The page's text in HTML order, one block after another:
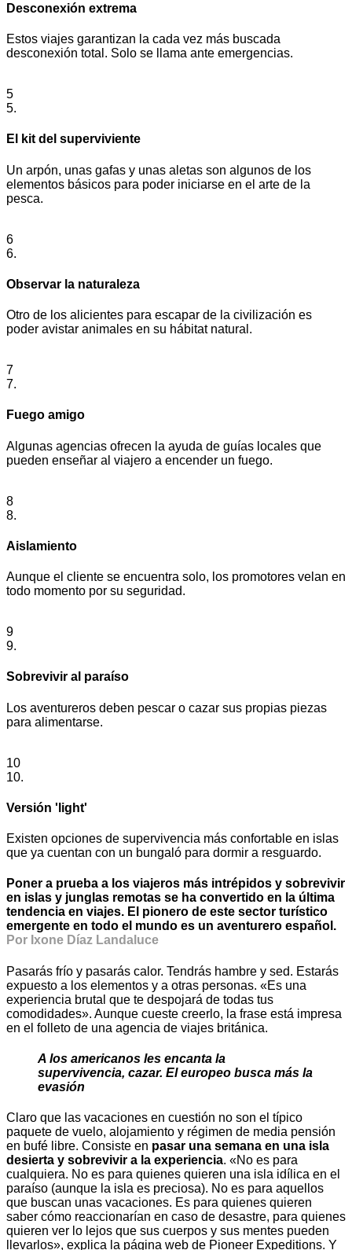
Desconexión extrema
Estos viajes garantizan la cada vez más buscada
desconexión total. Solo se llama ante emergencias.
5
5.
El kit del superviviente
Un arpón, unas gafas y unas aletas son algunos de los
elementos básicos para poder iniciarse en el arte de la
pesca.
6
6.
Observar la naturaleza
Otro de los alicientes para escapar de la civilización es
poder avistar animales en su hábitat natural.
7
7.
Fuego amigo
Algunas agencias ofrecen la ayuda de guías locales que
pueden enseñar al viajero a encender un fuego.
8
8.
Aislamiento
Aunque el cliente se encuentra solo, los promotores velan en
todo momento por su seguridad.
9
9.
Sobrevivir al paraíso
Los aventureros deben pescar o cazar sus propias piezas
para alimentarse.
10
10.
Versión 'light'
Existen opciones de supervivencia más confortable en islas
que ya cuentan con un bungaló para dormir a resguardo.
Poner a prueba a los viajeros más intrépidos y sobrevivir
en islas y junglas remotas se ha convertido en la última
tendencia en viajes. El pionero de este sector turístico
emergente en todo el mundo es un aventurero español.
Por Ixone Díaz Landaluce
Pasarás frío y pasarás calor. Tendrás hambre y sed. Estarás
expuesto a los elementos y a otras personas. «Es una
experiencia brutal que te despojará de todas tus
comodidades». Aunque cueste creerlo, la frase está impresa
en el folleto de una agencia de viajes británica.
A los americanos les encanta la
supervivencia, cazar. El europeo busca más la
evasión
Claro que las vacaciones en cuestión no son el típico
paquete de vuelo, alojamiento y régimen de media pensión
en bufé libre. Consiste en pasar una semana en una isla
desierta y sobrevivir a la experiencia. «No es para
cualquiera. No es para quienes quieren una isla idílica en el
paraíso (aunque la isla es preciosa). No es para aquellos
que buscan unas vacaciones. Es para quienes quieren
saber cómo reaccionarían en caso de desastre, para quienes
quieren ver lo lejos que sus cuerpos y sus mentes pueden
llevarlos», explica la página web de Pioneer Expeditions. Y